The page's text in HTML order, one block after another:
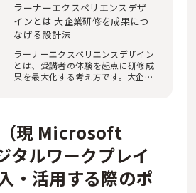
ラーナーエクスペリエンスデザ
インとは 大企業研修を成果につ
なげる設計法
ラーナーエクスペリエンスデザイン
とは、受講者の体験を起点に研修成
果を最大化する考え方です。大企業
現 Microsoft
タルワークプレイ
・活用する際のポ